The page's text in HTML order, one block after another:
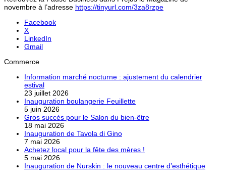
novembre à l’adresse https://tinyurl.com/3za8rzpe
Facebook
X
LinkedIn
Gmail
Commerce
Information marché nocturne : ajustement du calendrier
estival
23 juillet 2026
Inauguration boulangerie Feuillette
5 juin 2026
Gros succès pour le Salon du bien-être
18 mai 2026
Inauguration de Tavola di Gino
7 mai 2026
Achetez local pour la fête des mères !
5 mai 2026
Inauguration de Nurskin : le nouveau centre d’esthétique